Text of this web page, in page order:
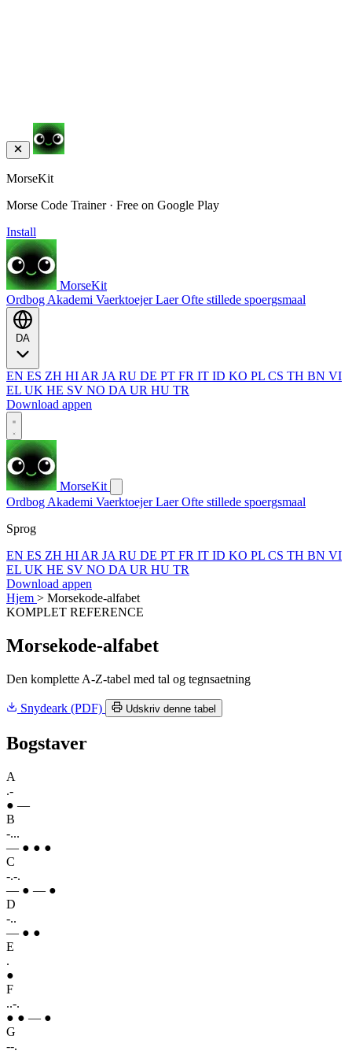
MorseKit
Morse Code Trainer · Free on Google Play
Install
MorseKit
Ordbog Akademi VaerktoejerLaerOfte stillede spoergsmaal
EN ES ZH HI AR JA RU DE PT FR IT ID KO PL CS TH BN VI
EL UK HE SV NO DA UR HU TR
Download appen
MorseKit
Ordbog Akademi VaerktoejerLaerOfte stillede spoergsmaal
Sprog
EN ES ZH HI AR JA RU DE PT FR IT ID KO PL CS TH BN VI
EL UK HE SV NO DA UR HU TR
Download appen
Hjem > Morsekode-alfabet
KOMPLET REFERENCE
Morsekode-alfabet
Den komplette A-Z-tabel med tal og tegnsaetning
Snydeark (PDF) Udskriv denne tabel
Bogstaver
A
.-
● —
B
-...
— ● ● ●
C
-.-.
— ● — ●
D
-..
— ● ●
E
.
●
F
..-.
● ● — ●
G
--.